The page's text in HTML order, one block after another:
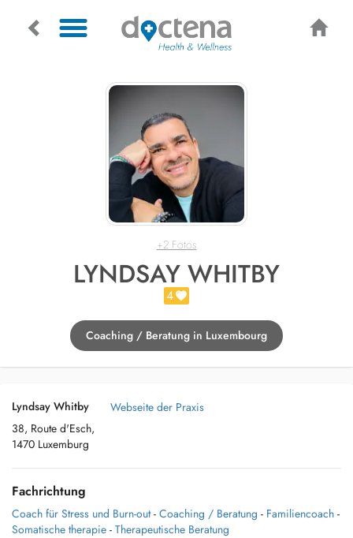
+2 Fotos
LYNDSAY WHITBY
4
Coaching / Beratung in Luxembourg
Lyndsay Whitby
38, Route d'Esch,
1470 Luxemburg
Webseite der Praxis
Fachrichtung
Coach für Stress und Burn-out - Coaching / Beratung - Familiencoach -
Somatische therapie - Therapeutische Beratung